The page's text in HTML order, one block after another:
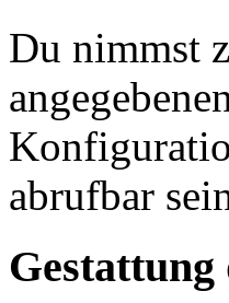
Du nimmst
abrufbar